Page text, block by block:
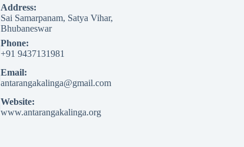
Address:
Sai Samarpanam, Satya Vihar,
Bhubaneswar
Phone:
+91 9437131981
Email:
antarangakalinga@gmail.com
Website:
www.antarangakalinga.org